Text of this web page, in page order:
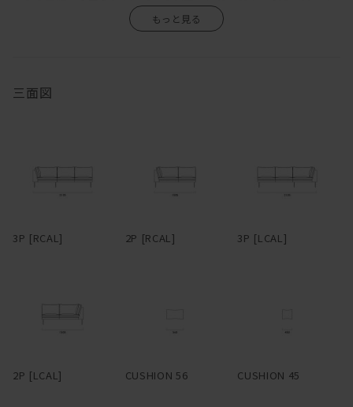
め座面幅が広く、3Pなら男性でもねころがることが可能。その時
は、背クッションを枕代わりにするといい。また、搬入を考慮して
ている。これによりソファにかかる負荷が分散でき、薄い座フレー
を。脚部に高さがあるので座面下はゆったり広く、掃除がしやすい
のも特長。
イピングとは、2枚の布や革の継ぎ目に別布を挟んでとめる縫製手
他、レザーも選択可能。レザーのパイピングがまわるとシルエット
スペースに合わせて柔軟にレイアウトできるよう、片アームタイ
まり変わらず、汚れもつきにくい、というような一般的な革とは全
く違うため、革の素朴な風合い、深みあるエイジングを求める方に
三面図
3P [RCAL] 2P [RCAL] 3P [LCAL]
2P [LCAL] CUSHION 56 CUSHION 45